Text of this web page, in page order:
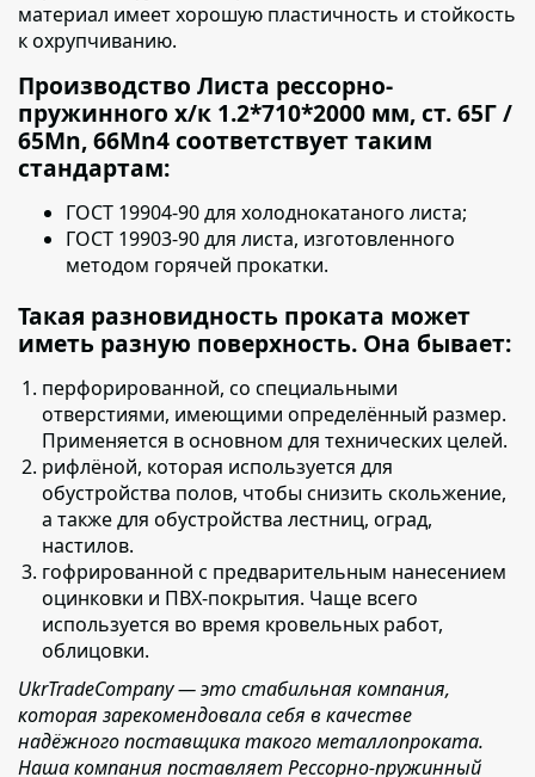
материал имеет хорошую пластичность и стойкость
к охрупчиванию.
Производство Листа рессорно-
пружинного х/к 1.2*710*2000 мм, ст. 65Г /
65Mn, 66Mn4 соответствует таким
стандартам:
ГОСТ 19904-90 для холоднокатаного листа;
ГОСТ 19903-90 для листа, изготовленного
методом горячей прокатки.
Такая разновидность проката может
иметь разную поверхность. Она бывает:
перфорированной, со специальными
отверстиями, имеющими определённый размер.
Применяется в основном для технических целей.
рифлёной, которая используется для
обустройства полов, чтобы снизить скольжение,
а также для обустройства лестниц, оград,
настилов.
гофрированной с предварительным нанесением
оцинковки и ПВХ-покрытия. Чаще всего
используется во время кровельных работ,
облицовки.
UkrTradeCompany — это стабильная компания,
которая зарекомендовала себя в качестве
надёжного поставщика такого металлопроката.
Наша компания поставляет Рессорно-пружинный